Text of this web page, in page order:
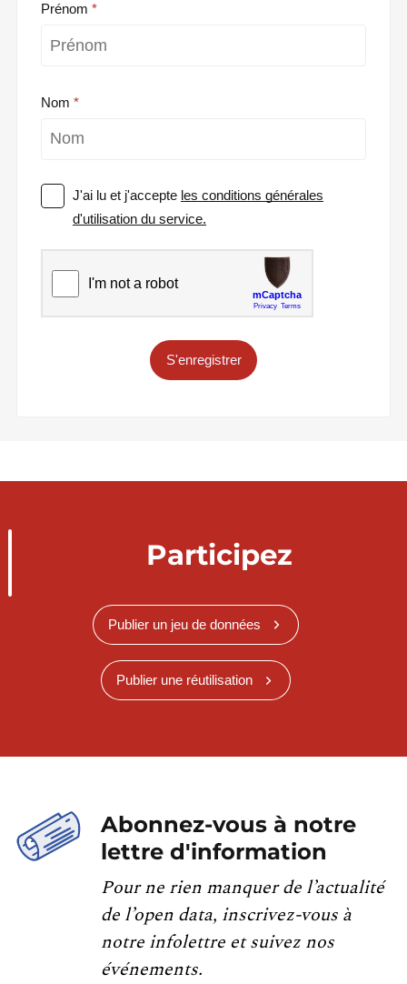
Prénom
Nom
J'ai lu et j'accepte les conditions générales
d'utilisation du service.
S'enregistrer
Participez
Publier un jeu de données
Publier une réutilisation
Abonnez-vous à notre
lettre d'information
Pour ne rien manquer de l’actualité
de l’open data, inscrivez-vous à
notre infolettre et suivez nos
événements.